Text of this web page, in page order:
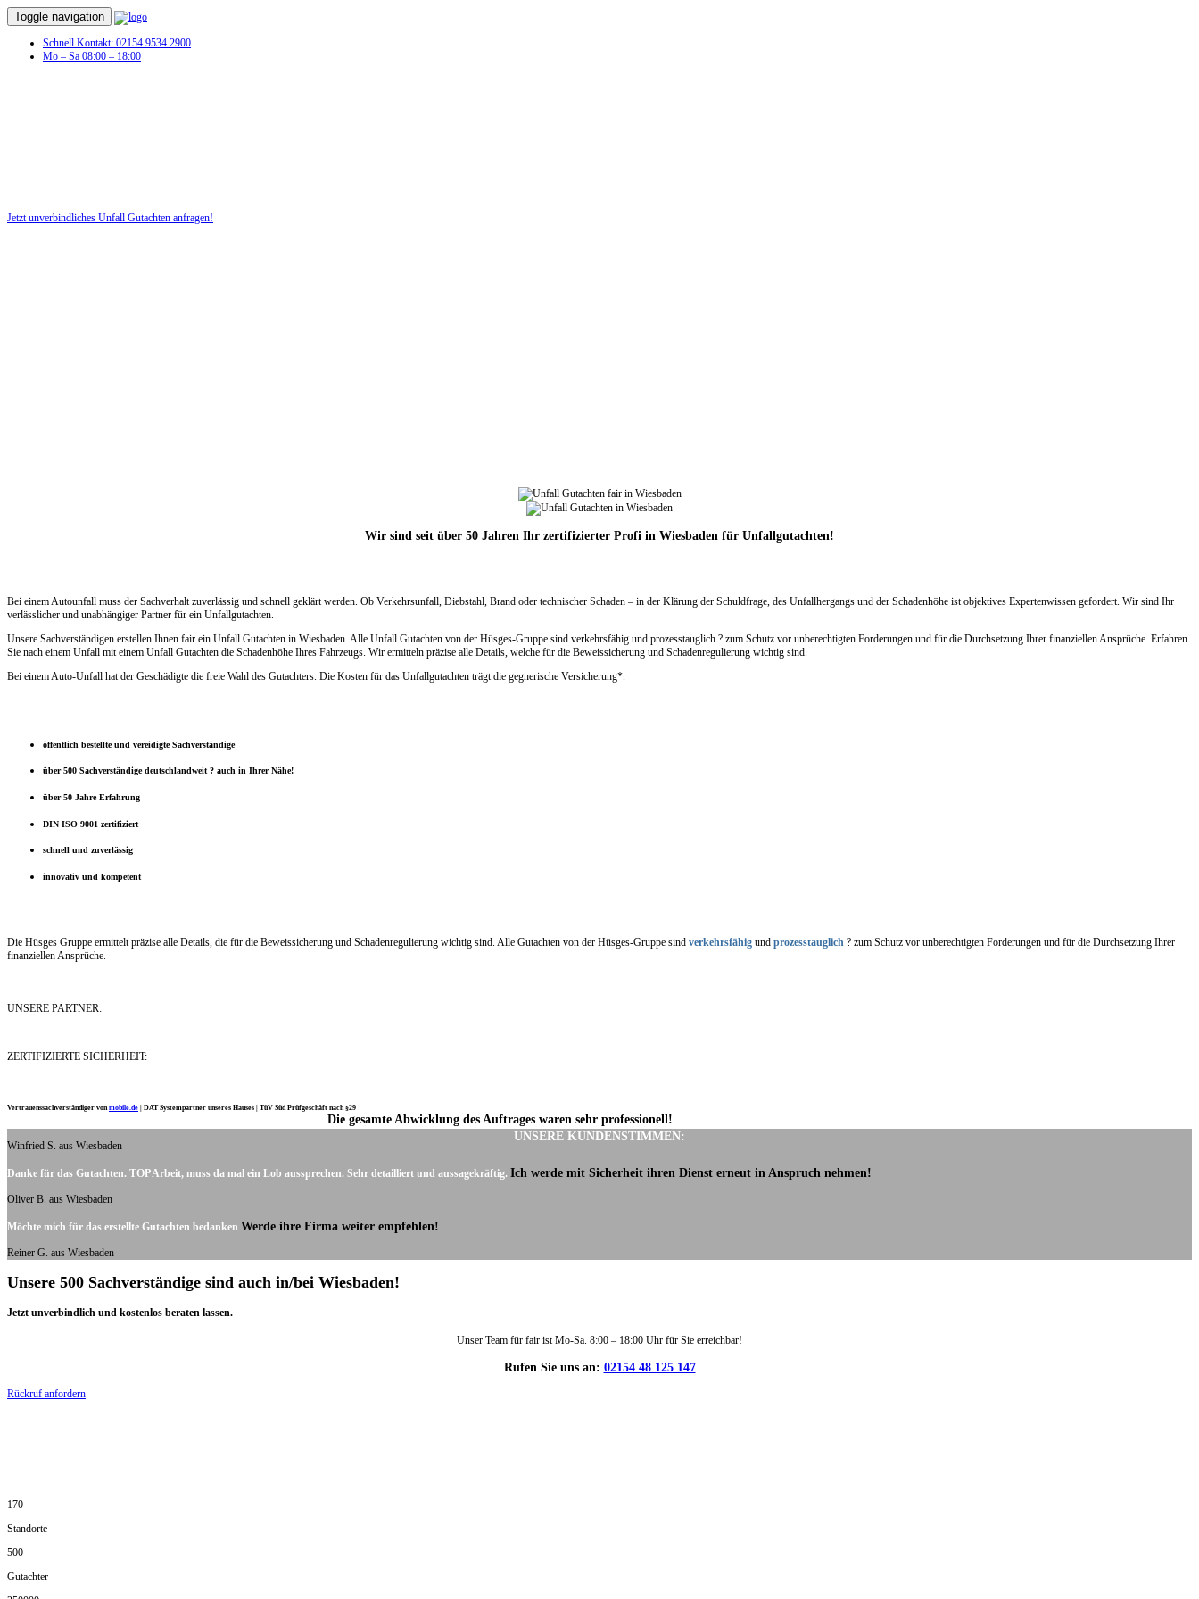
Toggle navigation
Schnell Kontakt: 02154 9534 2900
Mo – Sa 08:00 – 18:00
Jetzt unverbindliches Unfall Gutachten anfragen!
Wir sind seit über 50 Jahren Ihr zertifizierter Profi in Wiesbaden für Unfallgutachten!
Bei einem Autounfall muss der Sachverhalt zuverlässig und schnell geklärt werden. Ob Verkehrsunfall, Diebstahl, Brand oder technischer Schaden – in der Klärung der Schuldfrage, des Unfallhergangs und der Schadenhöhe ist objektives Expertenwissen gefordert. Wir sind Ihr
verlässlicher und unabhängiger Partner für ein Unfallgutachten.
Unsere Sachverständigen erstellen Ihnen fair ein Unfall Gutachten in Wiesbaden. Alle Unfall Gutachten von der Hüsges-Gruppe sind verkehrsfähig und prozesstauglich ? zum Schutz vor unberechtigten Forderungen und für die Durchsetzung Ihrer finanziellen Ansprüche. Erfahren
Sie nach einem Unfall mit einem Unfall Gutachten die Schadenhöhe Ihres Fahrzeugs. Wir ermitteln präzise alle Details, welche für die Beweissicherung und Schadenregulierung wichtig sind.
Bei einem Auto-Unfall hat der Geschädigte die freie Wahl des Gutachters. Die Kosten für das Unfallgutachten trägt die gegnerische Versicherung*.
öffentlich bestellte und vereidigte Sachverständige
über 500 Sachverständige deutschlandweit ? auch in Ihrer Nähe!
über 50 Jahre Erfahrung
DIN ISO 9001 zertifiziert
schnell und zuverlässig
innovativ und kompetent
Die Hüsges Gruppe ermittelt präzise alle Details, die für die Beweissicherung und Schadenregulierung wichtig sind. Alle Gutachten von der Hüsges-Gruppe sind verkehrsfähig und prozesstauglich ? zum Schutz vor unberechtigten Forderungen und für die Durchsetzung Ihrer
finanziellen Ansprüche.
UNSERE PARTNER:
ZERTIFIZIERTE SICHERHEIT:
Vertrauenssachverständiger vonmobile.de DAT Systempartner unseres Hauses | TüV Süd Prüfgeschäft nach §29
UNSERE KUNDENSTIMMEN:
Die gesamte Abwicklung des Auftrages waren sehr professionell!
Winfried S. aus Wiesbaden
Danke für das Gutachten. TOP Arbeit, muss da mal ein Lob aussprechen. Sehr detailliert und aussagekräftig. Ich werde mit Sicherheit ihren Dienst erneut in Anspruch nehmen!
Oliver B. aus Wiesbaden
Möchte mich für das erstellte Gutachten bedanken Werde ihre Firma weiter empfehlen!
Reiner G. aus Wiesbaden
Unsere 500 Sachverständige sind auch in/bei Wiesbaden!
Jetzt unverbindlich und kostenlos beraten lassen.
Unser Team für fair ist Mo-Sa. 8:00 – 18:00 Uhr für Sie erreichbar!
Rufen Sie uns an: 02154 48 125 147
Rückruf anfordern
170
Standorte
500
Gutachter